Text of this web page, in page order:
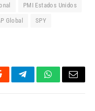
PMI Estados Unidos
Global SPY
TelegramWhatsApp
Email